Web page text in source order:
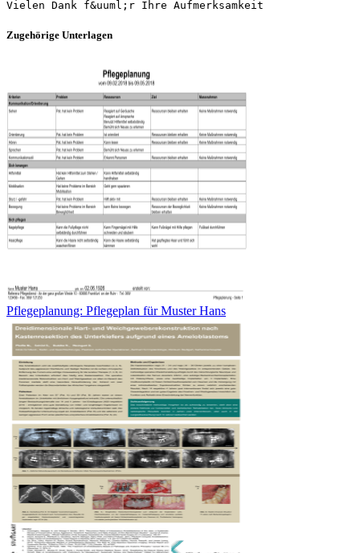
Zugehörige Unterlagen
Pflegeplanung: Pflegeplan für Muster Hans